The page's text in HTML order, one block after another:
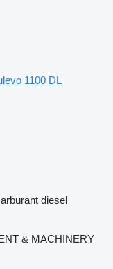
1100 DL
diesel
& MACHINERY